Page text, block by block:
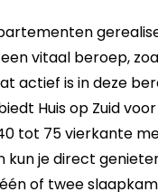
vitaal beroep,
actief is in deze
Huis op Zuid
tot 75 vierkante
je direct
of twee